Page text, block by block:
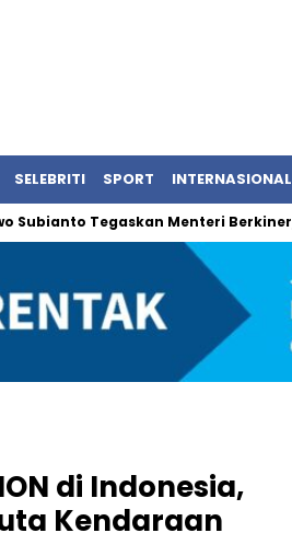
SELEBRITI SPORT INTERNASIONAL
Tegaskan Menteri Berkinerja Baik
di Indonesia,
Kendaraan